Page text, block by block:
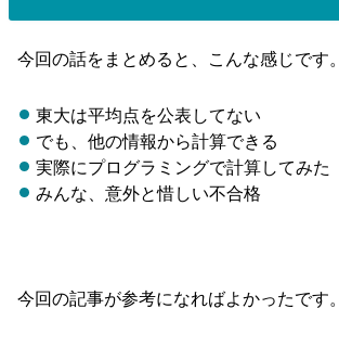
今回の話をまとめると、こんな感じです。
東大は平均点を公表してない
でも、他の情報から計算できる
実際にプログラミングで計算してみた
みんな、意外と惜しい不合格
今回の記事が参考になればよかったです。